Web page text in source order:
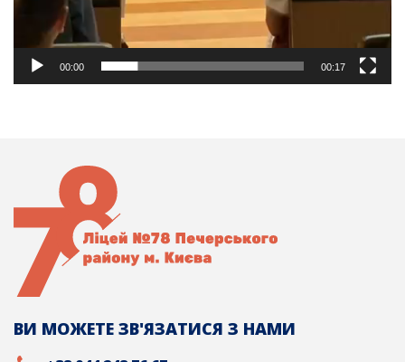
00:00 00:17
ВИ МОЖЕТЕ ЗВ'ЯЗАТИСЯ З НАМИ